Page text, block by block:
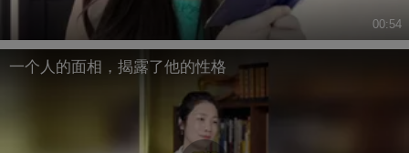
00:54
一个人的面相，揭露了他的性格